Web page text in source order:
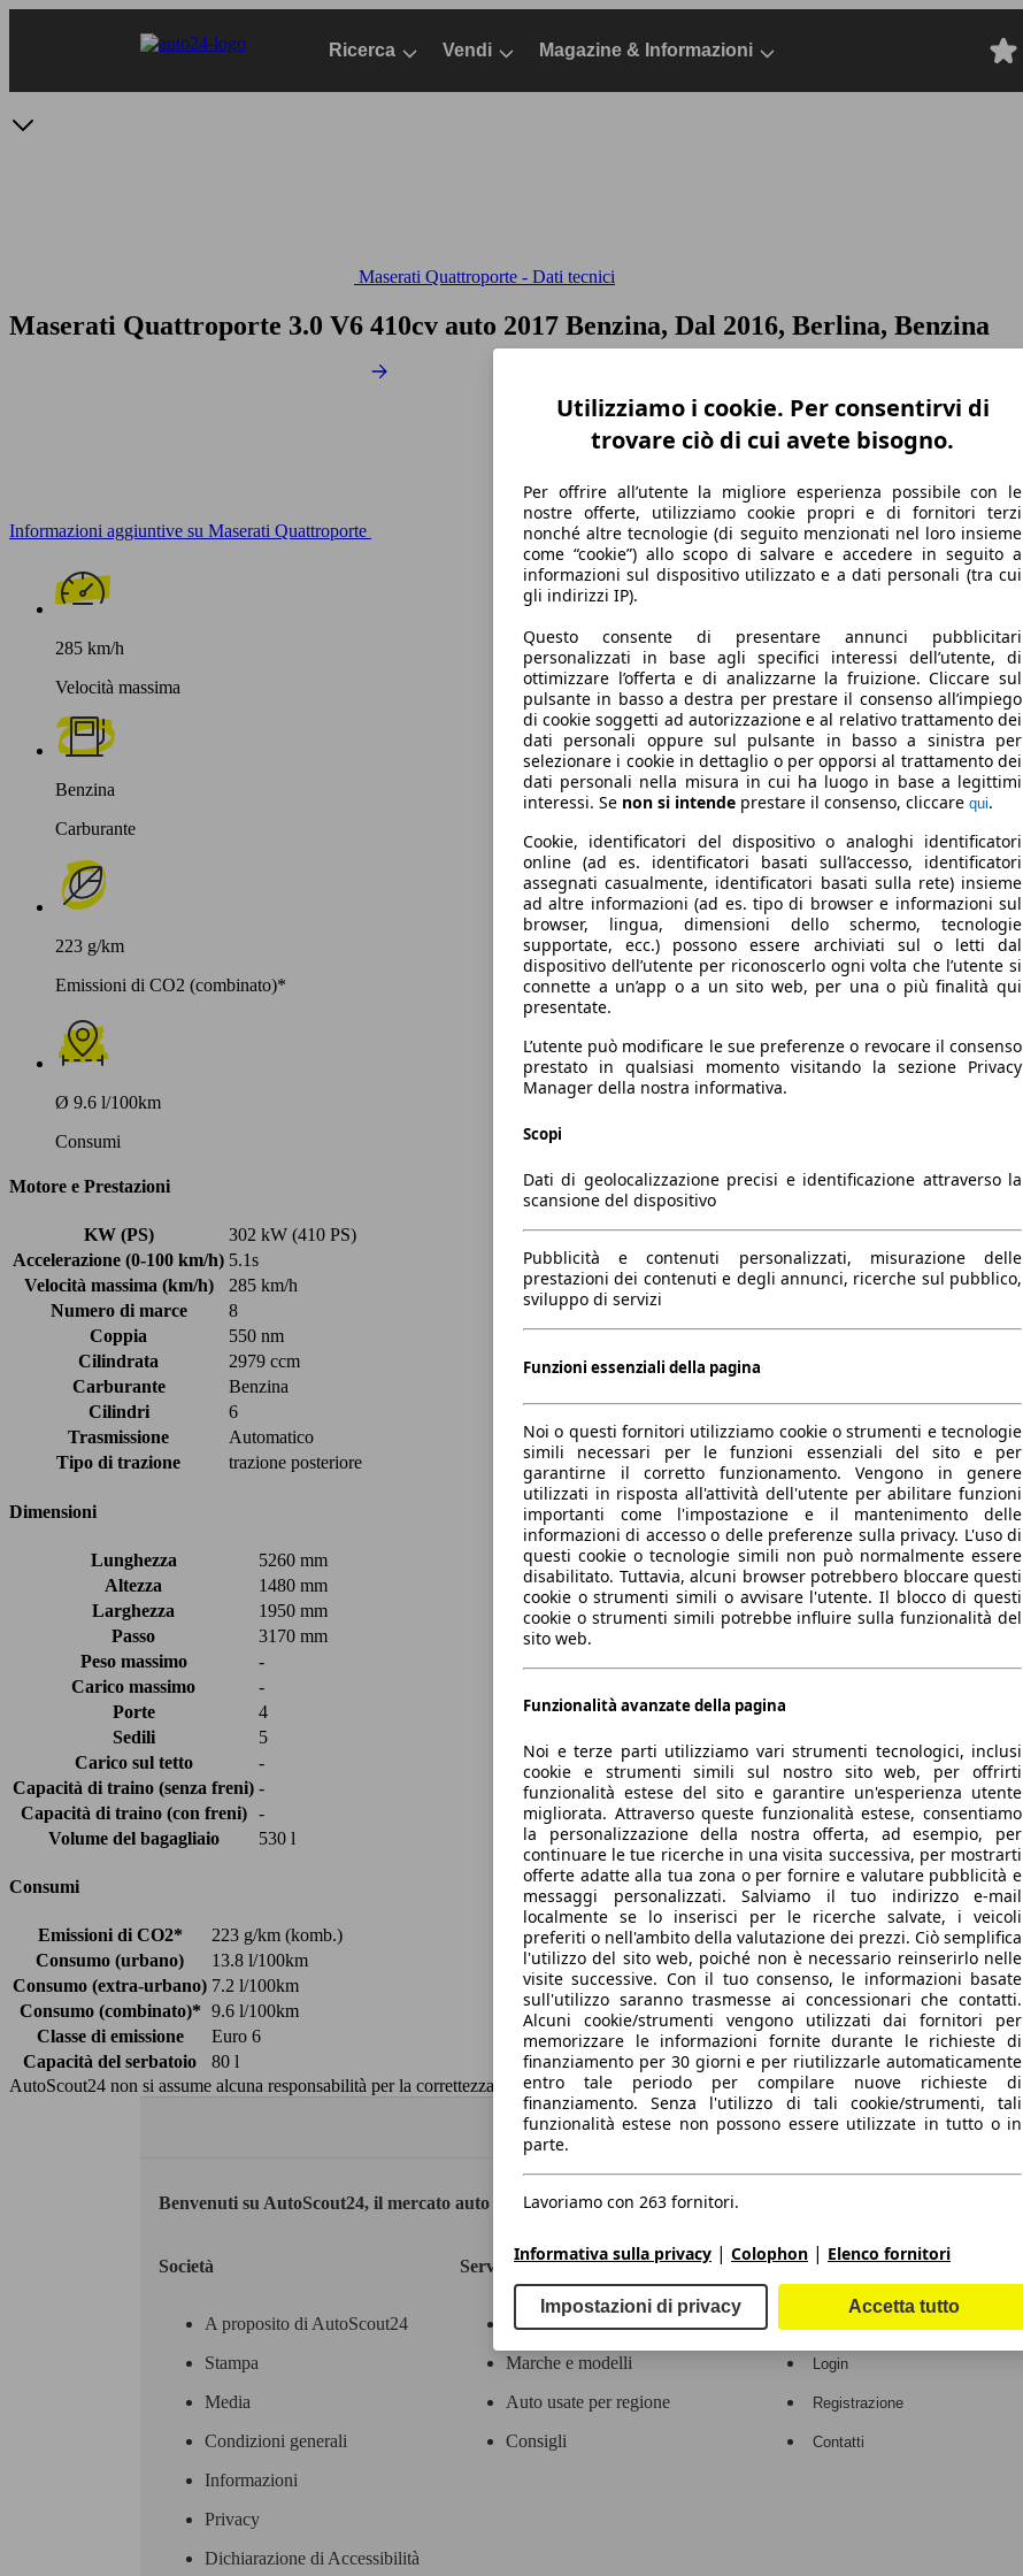
Ricerca Vendi Magazine & Informazioni
Maserati Quattroporte - Dati tecnici
Maserati Quattroporte 3.0 V6 410cv auto 2017 Benzina, Dal 2016, Berlina, Benzina
Informazioni aggiuntive su Maserati Quattroporte
285 km/h
Velocità massima
Benzina
Carburante
223 g/km
Emissioni di CO2 (combinato)*
Ø 9.6 l/100km
Consumi
Motore e Prestazioni
KW (PS)
302 kW (410 PS)
Accelerazione (0-100 km/h) 5.1s
Velocità massima (km/h)
285 km/h
Numero di marce
8
Coppia
550 nm
Cilindrata
2979 ccm
Carburante
Benzina
Cilindri
6
Trasmissione
Automatico
Tipo di trazione
trazione posteriore
Dimensioni
Lunghezza
5260 mm
Altezza
1480 mm
Larghezza
1950 mm
Passo
3170 mm
Peso massimo
-
Carico massimo
-
Porte
4
Sedili
5
Carico sul tetto
-
Capacità di traino (senza freni) -
Capacità di traino (con freni)
-
Volume del bagagliaio
530 l
Consumi
Emissioni di CO2*
223 g/km (komb.)
Consumo (urbano)
13.8 l/100km
Consumo (extra-urbano) 7.2 l/100km
Consumo (combinato)* 9.6 l/100km
Classe di emissione
Euro 6
Capacità del serbatoio
80 l
AutoScout24 non si assume alcuna responsabilità per la correttezza dei dati.
Benvenuti su AutoScout24, il mercato auto europeo.
Società
A proposito di AutoScout24
Stampa
Media
Condizioni generali
Informazioni
Privacy
Dichiarazione di Accessibilità
Servizi
Contatti
Marche e modelli
Auto usate per regione
Consigli
Area rivenditori
Login
Registrazione
Contatti
Utilizziamo i cookie. Per consentirvi di
trovare ciò di cui avete bisogno.
Per offrire all’utente la migliore esperienza possibile con le
nostre offerte, utilizziamo cookie propri e di fornitori terzi
nonché altre tecnologie (di seguito menzionati nel loro insieme
come “cookie”) allo scopo di salvare e accedere in seguito a
informazioni sul dispositivo utilizzato e a dati personali (tra cui
gli indirizzi IP).
Questo consente di presentare annunci pubblicitari
personalizzati in base agli specifici interessi dell’utente, di
ottimizzare l’offerta e di analizzarne la fruizione. Cliccare sul
pulsante in basso a destra per prestare il consenso all’impiego
di cookie soggetti ad autorizzazione e al relativo trattamento dei
dati personali oppure sul pulsante in basso a sinistra per
selezionare i cookie in dettaglio o per opporsi al trattamento dei
dati personali nella misura in cui ha luogo in base a legittimi
interessi. Se non si intende prestare il consenso, cliccare qui.
Cookie, identificatori del dispositivo o analoghi identificatori
online (ad es. identificatori basati sull’accesso, identificatori
assegnati casualmente, identificatori basati sulla rete) insieme
ad altre informazioni (ad es. tipo di browser e informazioni sul
browser, lingua, dimensioni dello schermo, tecnologie
supportate, ecc.) possono essere archiviati sul o letti dal
dispositivo dell’utente per riconoscerlo ogni volta che l’utente si
connette a un’app o a un sito web, per una o più finalità qui
presentate.
L’utente può modificare le sue preferenze o revocare il consenso
prestato in qualsiasi momento visitando la sezione Privacy
Manager della nostra informativa.
Scopi
Dati di geolocalizzazione precisi e identificazione attraverso la
scansione del dispositivo
Pubblicità e contenuti personalizzati, misurazione delle
prestazioni dei contenuti e degli annunci, ricerche sul pubblico,
sviluppo di servizi
Funzioni essenziali della pagina
Noi o questi fornitori utilizziamo cookie o strumenti e tecnologie
simili necessari per le funzioni essenziali del sito e per
garantirne il corretto funzionamento. Vengono in genere
utilizzati in risposta all'attività dell'utente per abilitare funzioni
importanti come l'impostazione e il mantenimento delle
informazioni di accesso o delle preferenze sulla privacy. L'uso di
questi cookie o tecnologie simili non può normalmente essere
disabilitato. Tuttavia, alcuni browser potrebbero bloccare questi
cookie o strumenti simili o avvisare l'utente. Il blocco di questi
cookie o strumenti simili potrebbe influire sulla funzionalità del
sito web.
Funzionalità avanzate della pagina
Noi e terze parti utilizziamo vari strumenti tecnologici, inclusi
cookie e strumenti simili sul nostro sito web, per offrirti
funzionalità estese del sito e garantire un'esperienza utente
migliorata. Attraverso queste funzionalità estese, consentiamo
la personalizzazione della nostra offerta, ad esempio, per
continuare le tue ricerche in una visita successiva, per mostrarti
offerte adatte alla tua zona o per fornire e valutare pubblicità e
messaggi personalizzati. Salviamo il tuo indirizzo e-mail
localmente se lo inserisci per le ricerche salvate, i veicoli
preferiti o nell'ambito della valutazione dei prezzi. Ciò semplifica
l'utilizzo del sito web, poiché non è necessario reinserirlo nelle
visite successive. Con il tuo consenso, le informazioni basate
sull'utilizzo saranno trasmesse ai concessionari che contatti.
Alcuni cookie/strumenti vengono utilizzati dai fornitori per
memorizzare le informazioni fornite durante le richieste di
finanziamento per 30 giorni e per riutilizzarle automaticamente
entro tale periodo per compilare nuove richieste di
finanziamento. Senza l'utilizzo di tali cookie/strumenti, tali
funzionalità estese non possono essere utilizzate in tutto o in
parte.
Lavoriamo con 263 fornitori.
Informativa sulla privacy | Colophon | Elenco fornitori
Impostazioni di privacy Accetta tutto